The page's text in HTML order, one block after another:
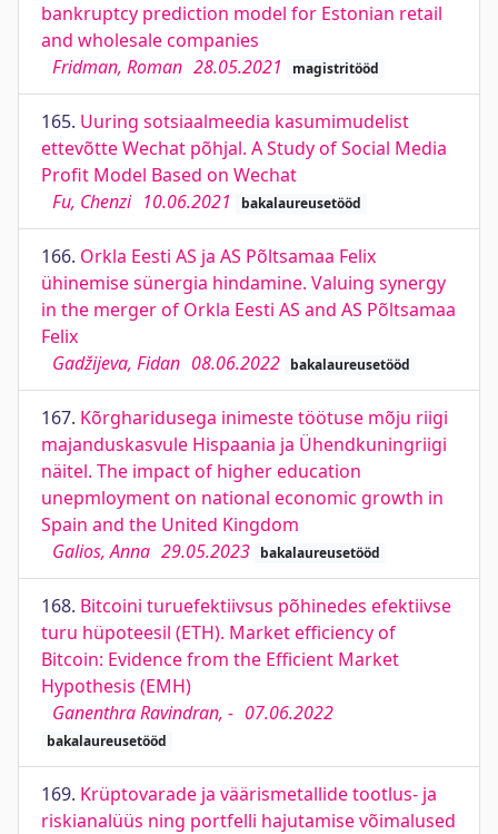
bankruptcy prediction model for Estonian retail
and wholesale companies
Fridman, Roman 28.05.2021 magistritööd
165. Uuring sotsiaalmeedia kasumimudelist
ettevõtte Wechat põhjal. A Study of Social Media
Profit Model Based on Wechat
Fu, Chenzi 10.06.2021 bakalaureusetööd
166. Orkla Eesti AS ja AS Põltsamaa Felix
ühinemise sünergia hindamine. Valuing synergy
in the merger of Orkla Eesti AS and AS Põltsamaa
Felix
Gadžijeva, Fidan 08.06.2022 bakalaureusetööd
167. Kõrgharidusega inimeste töötuse mõju riigi
majanduskasvule Hispaania ja Ühendkuningriigi
näitel. The impact of higher education
unepmloyment on national economic growth in
Spain and the United Kingdom
Galios, Anna 29.05.2023 bakalaureusetööd
168. Bitcoini turuefektiivsus põhinedes efektiivse
turu hüpoteesil (ETH). Market efficiency of
Bitcoin: Evidence from the Efficient Market
Hypothesis (EMH)
Ganenthra Ravindran, - 07.06.2022
bakalaureusetööd
169. Krüptovarade ja väärismetallide tootlus- ja
riskianalüüs ning portfelli hajutamise võimalused